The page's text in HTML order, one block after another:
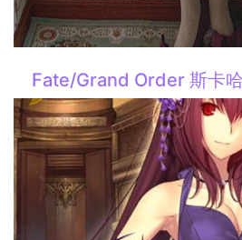
Fate/Grand Order 斯卡